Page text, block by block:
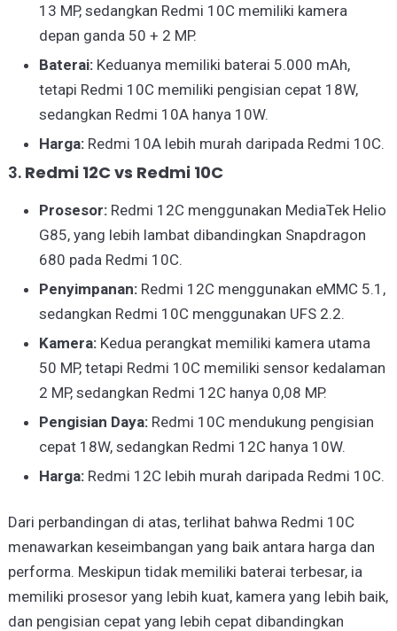
13 MP, sedangkan Redmi 10C memiliki kamera
depan ganda 50 + 2 MP.
Baterai:Keduanya memiliki baterai 5.000 mAh,
tetapi Redmi 10C memiliki pengisian cepat 18W,
sedangkan Redmi 10A hanya 10W.
Harga:Redmi 10A lebih murah daripada Redmi 10C.
3. Redmi 12C vs Redmi 10C
Prosesor:Redmi 12C menggunakan MediaTek Helio
G85, yang lebih lambat dibandingkan Snapdragon
680 pada Redmi 10C.
Penyimpanan:Redmi 12C menggunakan eMMC 5.1,
sedangkan Redmi 10C menggunakan UFS 2.2.
Kamera:Kedua perangkat memiliki kamera utama
50 MP, tetapi Redmi 10C memiliki sensor kedalaman
2 MP, sedangkan Redmi 12C hanya 0,08 MP.
Pengisian Daya:Redmi 10C mendukung pengisian
cepat 18W, sedangkan Redmi 12C hanya 10W.
Harga:Redmi 12C lebih murah daripada Redmi 10C.
Dari perbandingan di atas, terlihat bahwa Redmi 10C
menawarkan keseimbangan yang baik antara harga dan
performa. Meskipun tidak memiliki baterai terbesar, ia
memiliki prosesor yang lebih kuat, kamera yang lebih baik,
dan pengisian cepat yang lebih cepat dibandingkan